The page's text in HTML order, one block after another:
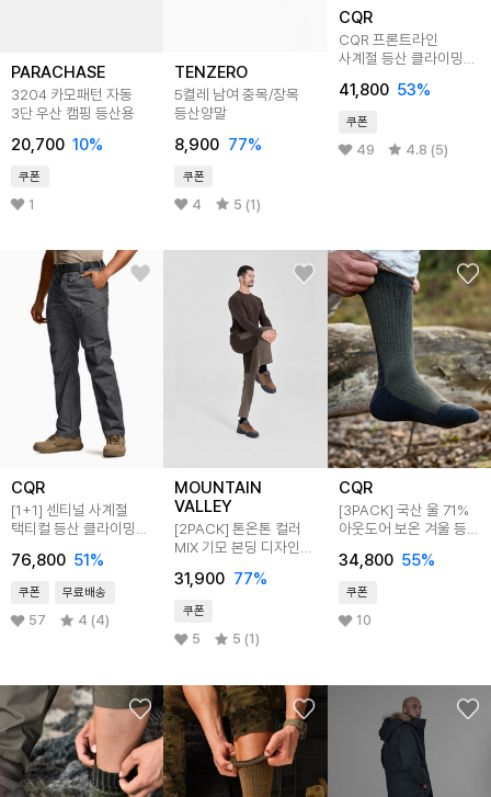
PARACHASE
3204 카모패턴 자동
3단 우산 캠핑 등산용
20,700 10%
쿠폰
1
TENZERO
5켤레 남여 중목/장목
등산양말
8,900 77%
쿠폰
4 5 (1)
CQR
CQR 프론트라인
사계절 등산 클라이밍
CQ-TWP320
41,800 53%
쿠폰
49 4.8 (5)
CQR
[1+1] 센티널 사계절
택티컬 등산 클라이밍
76,800 51%
쿠폰 무료배송
57 4 (4)
MOUNTAIN
VALLEY
[2PACK] 톤온톤 컬러
MIX 기모 본딩 디자인
MVP4490
31,900 77%
쿠폰
5 5 (1)
CQR
[3PACK] 국산 울 71%
아웃도어 보온 겨울 등산
34,800 55%
쿠폰
10